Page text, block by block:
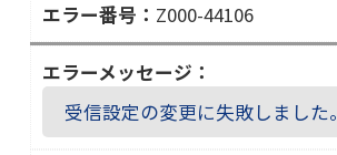
５
４
１
２
Z000-44106
Ｚ
０
０
受信設定の変更に失敗しました。